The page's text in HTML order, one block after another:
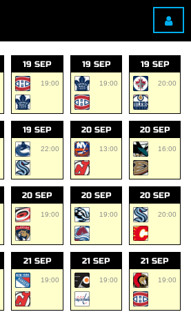
19 SEP
19:00
19 SEP
19:00
19 SEP
20:00
19 SEP
22:00
20 SEP
13:00
20 SEP
16:00
20 SEP
19:00
20 SEP
19:00
20 SEP
20:00
21 SEP
19:00
21 SEP
19:00
21 SEP
19:00